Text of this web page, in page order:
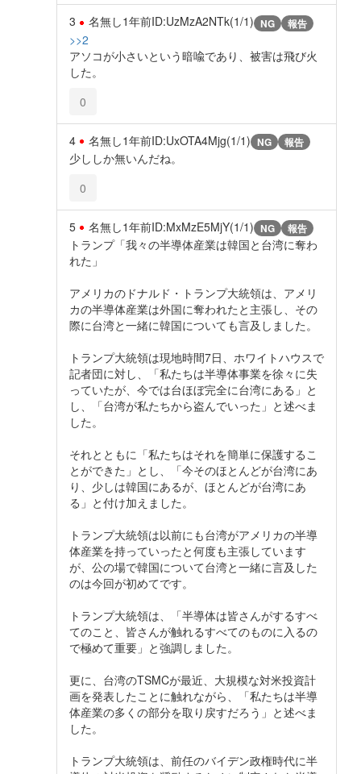
3 名無し1年前ID:UzMzA2NTk(1/1) NG 報告
>>2
アソコが小さいという暗喩であり、被害は飛び火
した。
0
4 名無し1年前ID:UxOTA4Mjg(1/1) NG 報告
少ししか無いんだね。
0
5 名無し1年前ID:MxMzE5MjY(1/1) NG 報告
トランプ「我々の半導体産業は韓国と台湾に奪わ
れた」
アメリカのドナルド・トランプ大統領は、アメリ
カの半導体産業は外国に奪われたと主張し、その
際に台湾と一緒に韓国についても言及しました。
トランプ大統領は現地時間7日、ホワイトハウスで
記者団に対し、「私たちは半導体事業を徐々に失
っていたが、今では台ほぼ完全に台湾にある」と
し、「台湾が私たちから盗んでいった」と述べま
した。
それとともに「私たちはそれを簡単に保護するこ
とができた」とし、「今そのほとんどが台湾にあ
り、少しは韓国にあるが、ほとんどが台湾にあ
る」と付け加えました。
トランプ大統領は以前にも台湾がアメリカの半導
体産業を持っていったと何度も主張しています
が、公の場で韓国について台湾と一緒に言及した
のは今回が初めてです。
トランプ大統領は、「半導体は皆さんがするすべ
てのこと、皆さんが触れるすべてのものに入るの
で極めて重要」と強調しました。
更に、台湾のTSMCが最近、大規模な対米投資計
画を発表したことに触れながら、「私たちは半導
体産業の多くの部分を取り戻すだろう」と述べま
した。
トランプ大統領は、前任のバイデン政権時代に半